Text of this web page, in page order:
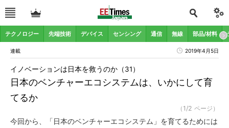
テクノロジー 先端技術 デバイス センシング 通信 無線 部品/材料
連載 2019年4月5日
日本のベンチャーエコシステムは、いかにして育
てるか
イノベーションは日本を救うのか（31）
（1/2 ページ）
今回から、「日本のベンチャーエコシステム」を育てるためには